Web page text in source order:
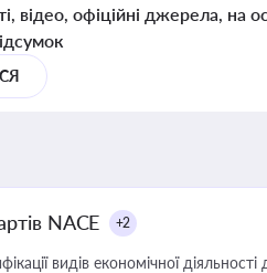
відео, офіційні джерела, на
NACE +2
видів економічної